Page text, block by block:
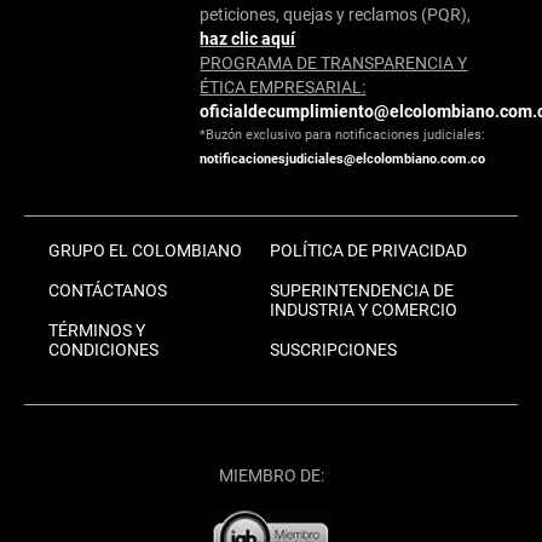
peticiones, quejas y reclamos (PQR),
haz clic aquí
PROGRAMA DE TRANSPARENCIA Y
ÉTICA EMPRESARIAL:
*Buzón exclusivo para notificaciones judiciales:
notificacionesjudiciales@elcolombiano.com.co
GRUPO EL COLOMBIANO
CONTÁCTANOS
TÉRMINOS Y
CONDICIONES
POLÍTICA DE PRIVACIDAD
SUPERINTENDENCIA DE
INDUSTRIA Y COMERCIO
SUSCRIPCIONES
MIEMBRO DE: